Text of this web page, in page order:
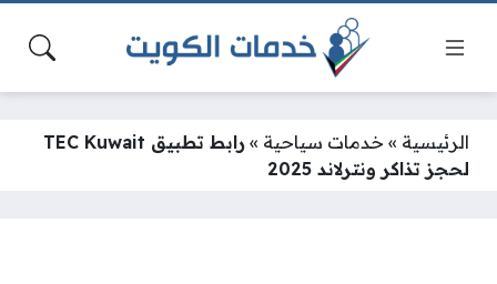
الرئيسية » خدمات سياحية »
رابط تطبيق TEC Kuwait
لحجز تذاكر ونترلاند 2025